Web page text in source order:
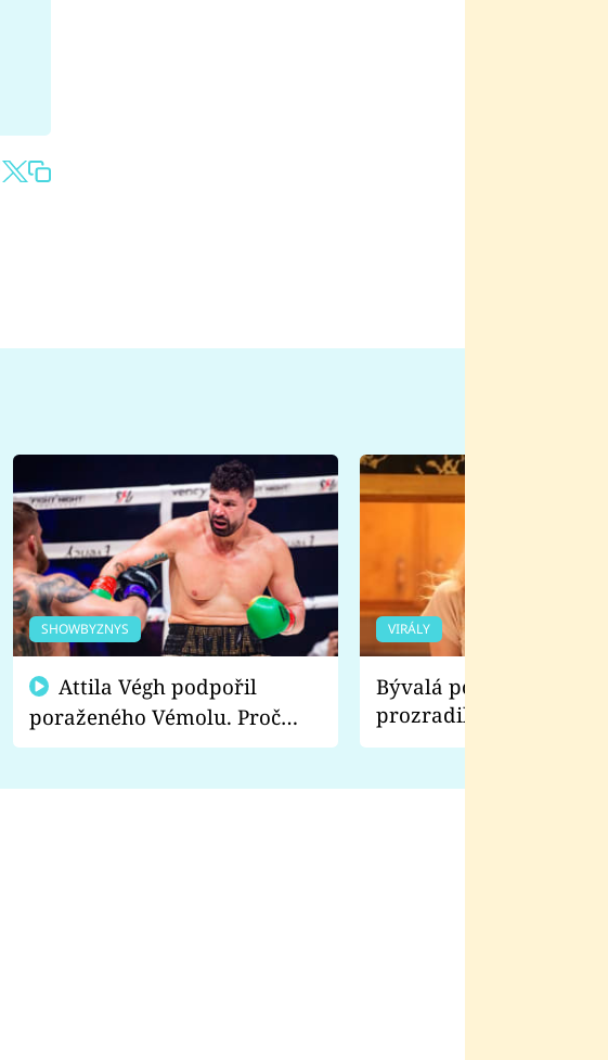
SHOWBYZNYS
poraženého Vémolu. Proč
chce raději zápasit s ním než
VIRÁLY
Bývalá pornoherečka
prozradila, co ji
natáčení Euforie.